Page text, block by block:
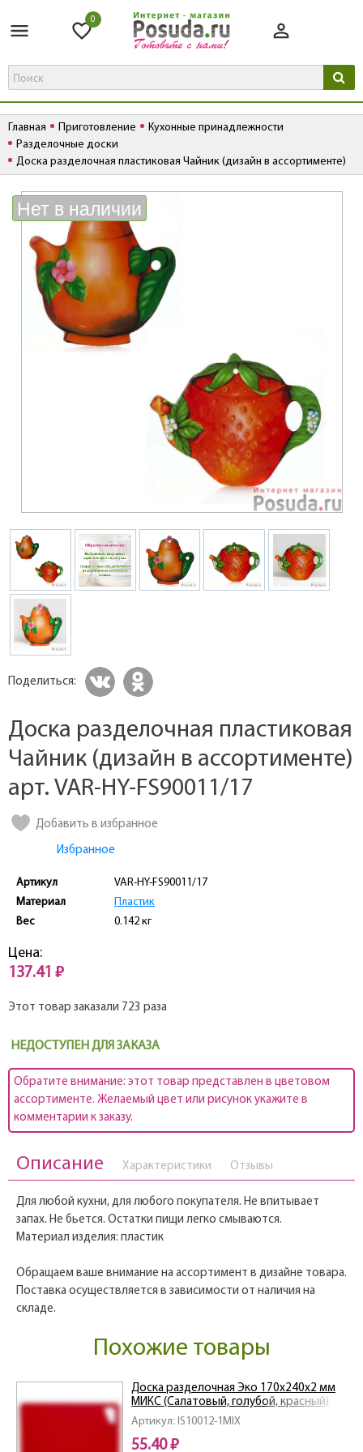
0
Главная Приготовление
Кухонные принадлежности
Разделочные доски
Доска разделочная пластиковая Чайник (дизайн в ассортименте)
Нет в наличии
Поделиться:
Доска разделочная пластиковая
Чайник (дизайн в ассортименте)
арт. VAR-HY-FS90011/17
Добавить в избранное
Избранное
Артикул
VAR-HY-FS90011/17
Материал
Пластик
Вес
0.142 кг
Цена:
137.41 ₽
Этот товар заказали 723 раза
НЕДОСТУПЕН ДЛЯ ЗАКАЗА
Обратите внимание: этот товар представлен в цветовом
ассортименте. Желаемый цвет или рисунок укажите в
комментарии к заказу.
Описание Характеристики Отзывы
Для любой кухни, для любого покупателя. Не впитывает
запах. Не бьется. Остатки пищи легко смываются.
Материал изделия: пластик
Обращаем ваше внимание на ассортимент в дизайне товара.
Поставка осуществляется в зависимости от наличия на
складе.
Похожие товары
Артикул: IS10012-1MIX
Доска разделочная Эко 170х240х2 мм
МИКС (Салатовый, голубой, красный)
55.40 ₽